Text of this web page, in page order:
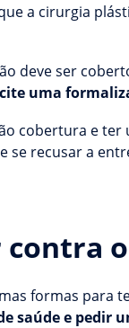
a cirurgia
deve ser
uma
cobertura e ter
se recusar a
formas para
saúde e pedir